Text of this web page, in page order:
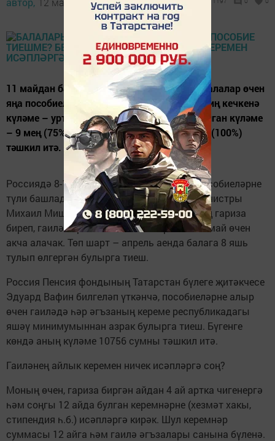
11 майдан башлап Россиядә 8-17 яшьлек балалар өчен
яңа пособиеләрне түли башладылар. Аның иң кечкенә
күләме – уртача 6 мең сум (50%), арттырылган күләме
– 9 мең (75%), ә иң зур күләме – 12 мең сум (100%)
тәшкил итә.
Россиядә 8-17 яшьлек балалар өчен яңа пособиеләрне
түли башладылар. Бу хакта РФ премьер-министры
Михаил Мишустин хәбәр итте. 1 майдан соң гариза
биреп, гаилә берьюлы ике ай – апрель һәм май өчен
акча алачак. Төп шарт – апрель аенда балага 8 яшь
тулып өлгергән булырга тиеш.
Россия Пенсия фондының Татарстан бүлеге җитәкчесе
Эдуард Вафин билгеләп үткәнчә, пособиеләрне алыр
өчен гаиләдә һәр әгъзаның кереме республикадагы
яшәү минимумыннан азрак булырга тиеш. Бүгенге
көндә аның күләме 10756 сумны тәшкил итә.
Гаиләнең айлык керемен ничек исәпләргә соң?
Моның өчен, гариза биргән айдан 4 ай артка чигенергә
һәм соңгы 12 айда булган керемнәрне (хезмәт хакы,
стипендия һ.б.) исәпләргә кирәк. Шул керемнәр
суммасы 12 айга һәм гаилә әгъзалары санына бүленә.